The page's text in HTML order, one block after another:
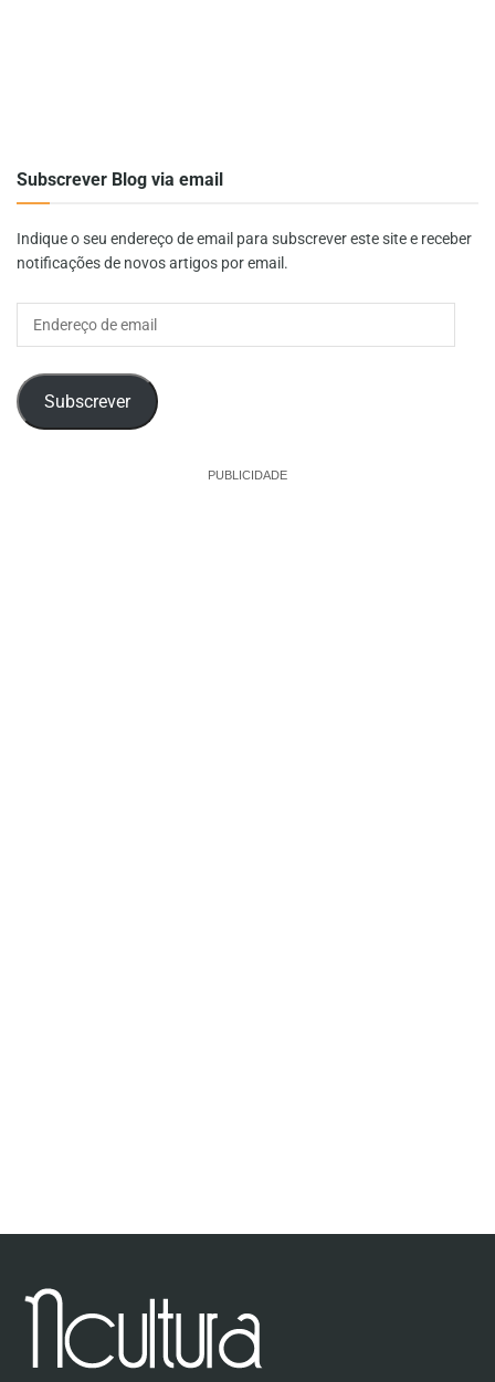
Subscrever Blog via email
Indique o seu endereço de email para subscrever este site e receber
notificações de novos artigos por email.
Subscrever
PUBLICIDADE